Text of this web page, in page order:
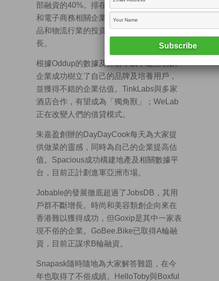
部融資的40%。排在這兩者之後的是硬件
和電子商務相關企業，在過去12個月，食
品和物流行業的投資意願也有急劇的增
長。
根據Oddup的數據及分析，以下這些初創
企業成功樹立了自己的品牌及培養用戶，
並獲得不錯的企業估值。TinkLabs與多家
酒店合作，有望成為「獨角獸」；WeLab
正在改變人們的借貸模式。
朱嘉盈創辦的DayDayCook每天為大家提
供做菜的靈感，同時為自己的企業提高估
值。Spacious成功構建地產及相關數據平
台，目前正計劃進軍亞洲市場。
Jobable的發展徹底超過了JobsDB，其用
戶群不斷增長。時尚和美容類創企向來在
香港難以獲得成功，但Goxip是其中一家表
現不俗的企業。GoBee.Bike已取得A輪融
資，目前正謀求B輪融資。
Snapask隨時隨地為大家解答難題，在今
年也取得了不俗成績。HelloToby與Boxful